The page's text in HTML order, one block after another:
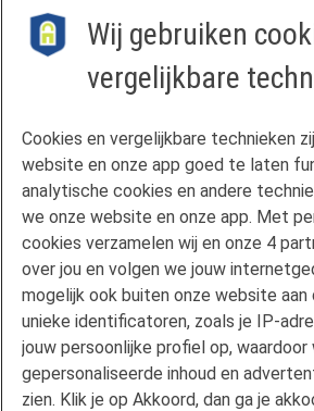
Disclaimer
Privacyverklaring
Vergelijkingskaart
Hypotheekvormen
Maximale hypotheek
Renteoverzicht
Mijn situatie wijzigt
Duurzaam wonen
mijnFlorius
Nieuwsbrieven
Pers
Wij gebruiken
vergelijkbare
Cookies en vergelijkbare technieken
website en onze app goed te laten
analytische cookies en andere
we onze website en onze app. Met
cookies verzamelen wij en onze 4
over jou en volgen we jouw
mogelijk ook buiten onze website aan
unieke identificatoren, zoals je IP-
jouw persoonlijke profiel op, waardoor
gepersonaliseerde inhoud en
zien. Klik je op Akkoord, dan ga je